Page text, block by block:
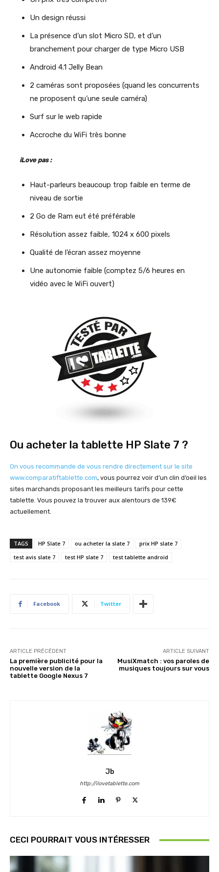
Un design réussi
La présence d’un slot Micro SD, et d’un
branchement pour charger de type Micro USB
Android 4.1 Jelly Bean
2 caméras sont proposées (quand les concurrents
ne proposent qu’une seule caméra)
Surf sur le web rapide
Accroche du WiFi très bonne
iLove pas :
Haut-parleurs beaucoup trop faible en terme de
niveau de sortie
2 Go de Ram eut été préférable
Résolution assez faible, 1024 x 600 pixels
Qualité de l’écran assez moyenne
Une autonomie faible (comptez 5/6 heures en
vidéo avec le WiFi ouvert)
Ou acheter la tablette HP Slate 7 ?
On vous recommande de vous rendre directement sur le site
www.comparatiftablette.com, vous pourrez voir d’un clin d’oeil les
sites marchands proposant les meilleurs tarifs pour cette
tablette. Vous pouvez la trouver aux alentours de 139€
actuellement.
TAGS HP Slate 7 ou acheter la slate 7
prix HP slate 7
test avis slate 7
test HP slate 7 test tablette android
Facebook Twitter
ARTICLE PRÉCÉDENT
La première publicité pour la
nouvelle version de la
tablette Google Nexus 7
ARTICLE SUIVANT
MusiXmatch : vos paroles de
musiques toujours sur vous
Jb
http://ilovetablette.com
CECI POURRAIT VOUS INTÉRESSER